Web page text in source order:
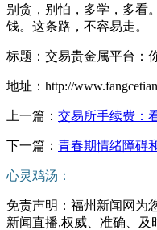
别贪，别怕，多学，多看
钱。这条路，不容易走。
标题：交易贵金属平台：
地址：http://
上一篇： 交易所手续费：
下一篇： 青春期情绪障碍
心灵鸡汤：
免责声明：福州新闻网为
新闻直播,权威、准确、及